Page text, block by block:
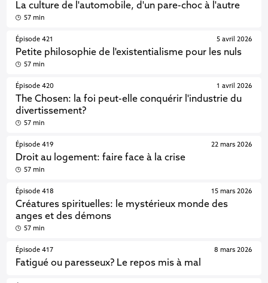
La culture de l'automobile, d'un pare-choc à l'autre
57 min
Épisode 421
Petite philosophie de l'existentialisme pour les nuls
5 avril 2026
57 min
Épisode 420
The Chosen: la foi peut-elle conquérir l'industrie du
divertissement?
1 avril 2026
57 min
Épisode 419
Droit au logement: faire face à la crise
22 mars 2026
57 min
Épisode 418
Créatures spirituelles: le mystérieux monde des
anges et des démons
15 mars 2026
57 min
Épisode 417
Fatigué ou paresseux? Le repos mis à mal
8 mars 2026